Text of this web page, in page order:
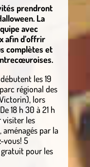
prendront
La
avec
afin d’offrir
complètes et
les 19
régional des
lors
18 h 30 à 21 h
visiter les
par la
vous! 5
pour les